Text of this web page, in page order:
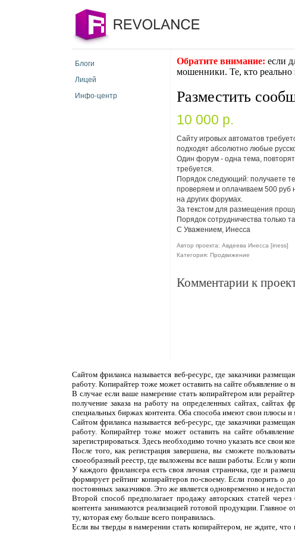
Блоги
Лицей
Инфо-центр
Обратите внимание: если
мошенники. Те, кто реально
Разместить
10 000 p.
Сайту игровых автоматов
подходят абсолютно любые
Один форум - одна тема,
требуется.
Порядок следующий: получаете
проверяем и оплачиваем 500 руб
на других форумах.
За текстом для размещения
Порядок сотрудничества только
С Уважением, Инесса
Автор проекта: Авдеева Инесса [iness]
Категория: Продвижение
Комментарии к
Сайтом фриланса называется веб-ресурс, где заказчики
работу. Копирайтер тоже может оставить на сайте объявление о
В случае если ваше намерение стать копирайтером или
получение заказа на работу на определенных сайтах, сайтах
специальных биржах контента. Оба способа имеют свои плюсы
Сайтом фриланса называется веб-ресурс, где заказчики
работу. Копирайтер тоже может оставить на сайте
зарегистрироваться. Здесь необходимо точно указать все свои
После того, как регистрация завершена, вы сможете
своеобразный реестр, где выложены все ваши работы. Если у
У каждого фрилансера есть своя личная страничка, где и
формирует рейтинг копирайтеров по-своему. Если говорить о
постоянных заказчиков. Это же является одновременно и
Второй способ предполагает продажу авторских статей
контента занимаются реализацией готовой продукции. Главное
ту, которая ему больше всего понравилась.
Если вы тверды в намерении стать копирайтером, не ждите,